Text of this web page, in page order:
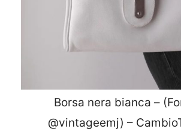
Borsa nera bianca –
@vintageemj) –